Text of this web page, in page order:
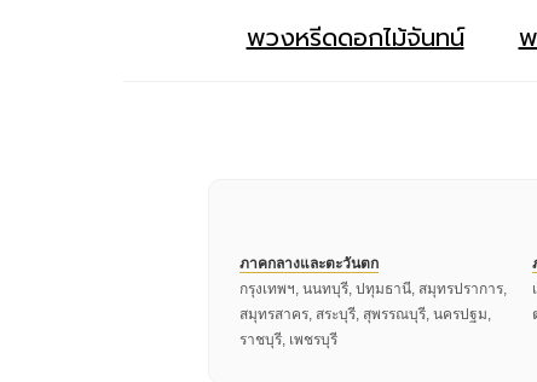
พวงหรีดดอกไม้จันทน์
ภาคกลางและตะวันตก
กรุงเทพฯ, นนทบุรี, ปทุมธานี, สมุทรปราการ,
สมุทรสาคร, สระบุรี, สุพรรณบุรี, นครปฐม,
ราชบุรี, เพชรบุรี